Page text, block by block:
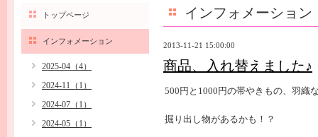
インフォメーション
2013-11-21 15:00:00
商品、入れ替えました♪
500円と1000円の帯やきもの、羽織
掘り出し物があるかも！？
トップページ
インフォメーション
2025-04（4）
2024-11（1）
2024-07（1）
2024-05（1）